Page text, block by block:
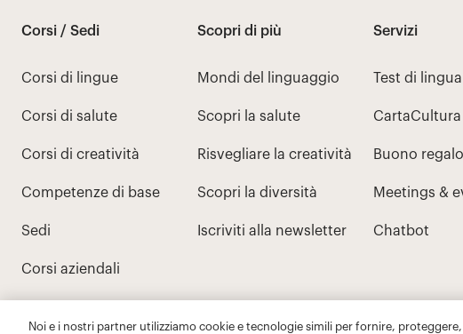
Noi e i nostri partner utilizziamo cookie e tecnologie simili per fornire,